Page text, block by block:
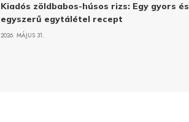
Kiadós zöldbabos-húsos rizs: Egy gyors és
egyszerű egytálétel recept
2026. MÁJUS 31.